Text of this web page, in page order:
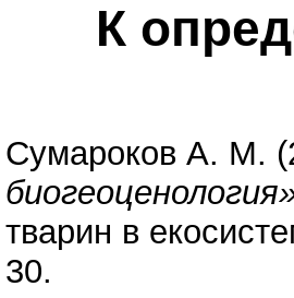
К
Сумароков А. М.
тварин в
30.